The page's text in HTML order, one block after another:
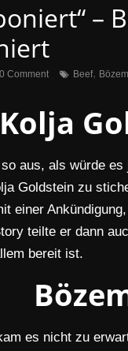
–
0 Comment Beef,
Kolja
aus, als würde
Goldstein zu
einer
teilte er dann
bereit ist.
es nicht zu